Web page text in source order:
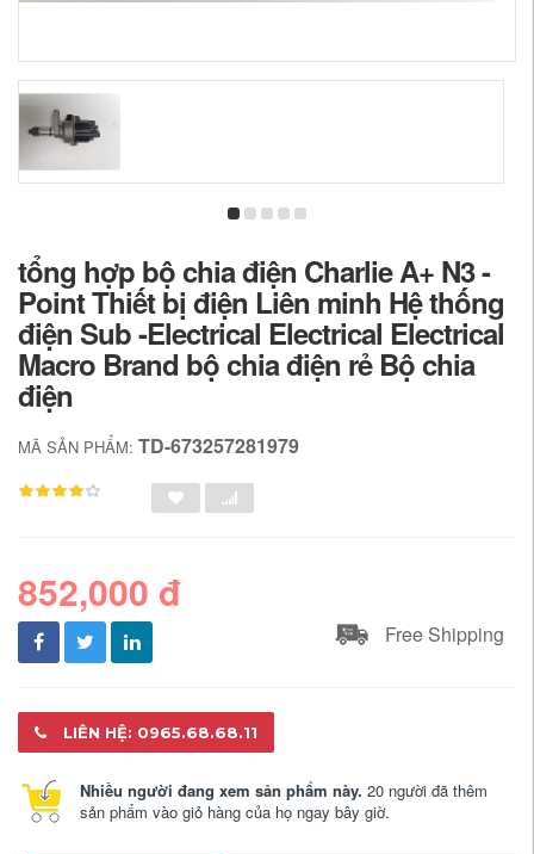
tổng hợp bộ chia điện Charlie A+ N3 -
Point Thiết bị điện Liên minh Hệ thống
điện Sub -Electrical Electrical Electrical
Macro Brand bộ chia điện rẻ Bộ chia
điện
MÃ SẢN PHẨM: TD-673257281979
852,000 đ
Free Shipping
LIÊN HỆ: 0965.68.68.11
Nhiều người đang xem sản phẩm này. 20 người đã thêm
sản phẩm vào giỏ hàng của họ ngay bây giờ.